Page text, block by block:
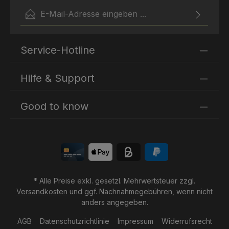
E-Mail-Adresse*
einverstanden.
Pflichtfelder.
Service-Hotline
Hilfe & Support
Good to know
* Alle Preise exkl. gesetzl. Mehrwertsteuer zzgl.
Versandkosten und ggf. Nachnahmegebühren, wenn nicht
anders angegeben.
AGB Datenschutzrichtlinie Impressum Widerrufsrecht